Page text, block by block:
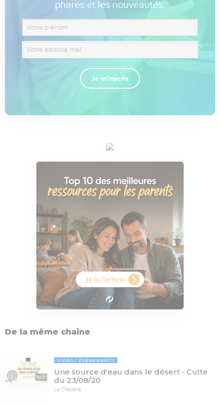
phares et les nouveautés.
Je m'inscris
De la même chaîne
94:31
VIDÉO ÉVÉNEMENTS
Une source d'eau dans le désert - Culte
du 23/08/20
La Citadelle